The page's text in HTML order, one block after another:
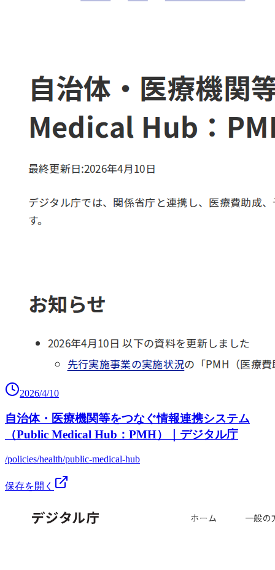
2026/4/10
自治体・医療機関等をつなぐ情報連携システム
（Public Medical Hub：PMH）｜デジタル庁
/policies/health/public-medical-hub
保存を開く